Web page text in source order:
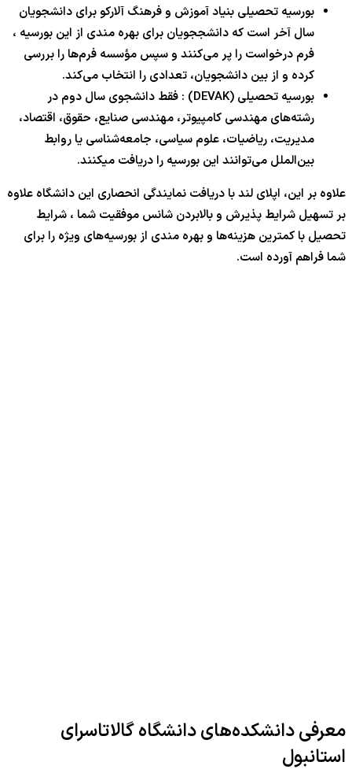
بورسیه تحصیلی بنیاد آموزش و فرهنگ آلارکو برای دانشجویان
سال آخر است که دانشججویان برای بهره مندی از این بورسیه ،
فرم درخواست را پر می‌کنند و سپس مؤسسه فرم‌ها را بررسی
کرده و از بین دانشجویان، تعدادی را انتخاب می‌کند.
بورسیه تحصیلی (DEVAK) : فقط دانشجوی سال دوم در
رشته‌های مهندسی کامپیوتر، مهندسی صنایع، حقوق، اقتصاد،
مدیریت، ریاضیات، علوم سیاسی، جامعه‌شناسی یا روابط
بین‌الملل می‌توانند این بورسیه را دریافت میکنند.
علاوه بر این، اپلای لند با دریافت نمایندگی انحصاری این دانشگاه علاوه
بر تسهیل شرایط پذیرش و بالابردن شانس موفقیت شما ، شرایط
تحصیل با کمترین هزینه‌ها و بهره مندی از بورسیه‌های ویژه را برای
شما فراهم آورده است.
معرفی دانشکده‌های دانشگاه گالاتاسرای
استانبول